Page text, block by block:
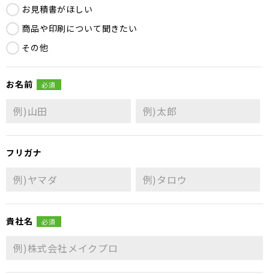
お見積書がほしい
商品や印刷について聞きたい
その他
お名前 必須
フリガナ
貴社名 必須